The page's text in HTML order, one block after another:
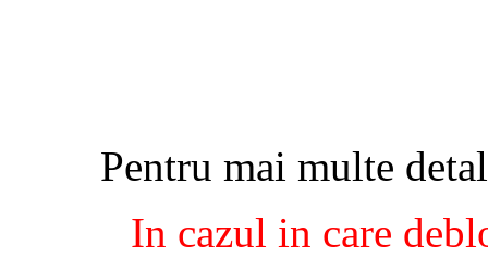
Pentru mai multe
In cazul in care